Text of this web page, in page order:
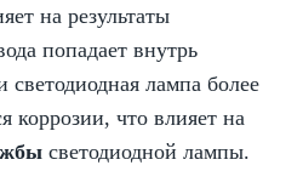
на результаты
попадает внутрь
лампа более
коррозии, что влияет на
светодиодной лампы.